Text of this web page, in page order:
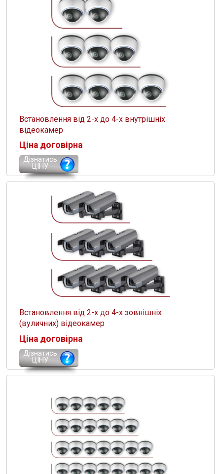
Встановлення від 2-х до 4-х внутрішніх
відеокамер
Ціна договірна
Дізнатись
ЦІНУ
Встановлення від 2-х до 4-х зовнішніх
(вуличних) відеокамер
Ціна договірна
Дізнатись
ЦІНУ